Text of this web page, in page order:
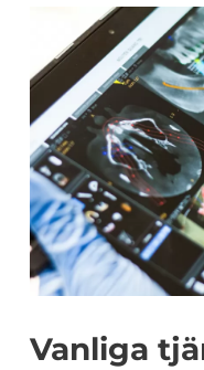
Vanliga